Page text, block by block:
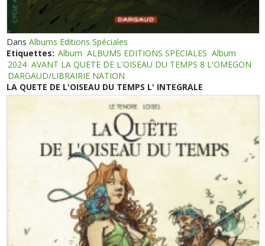
DansAlbums Editions Spéciales
Etiquettes: Album ALBUMS EDITIONS SPECIALES Album
2024 AVANT LA QUETE DE L'OISEAU DU TEMPS 8 L'OMEGON
DARGAUD/LIBRAIRIE NATION
LA QUETE DE L'OISEAU DU TEMPS L' INTEGRALE